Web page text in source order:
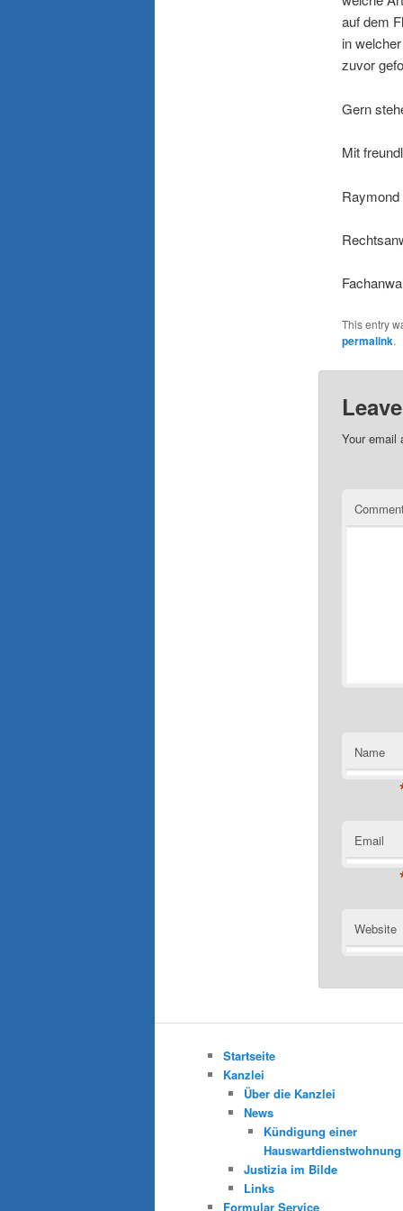
auf dem
in
zuvor
Gern
Mit
This entry
permalink.
Your email
Name
Email
Website
Startseite
Kanzlei
Über die Kanzlei
News
Kündigung einer
Hauswartdienstwohnung
Justizia im Bilde
Links
Formular Service